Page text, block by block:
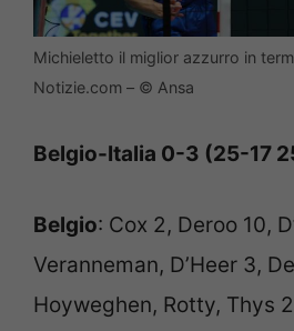
Michieletto il miglior azzurro in
Notizie.com – © Ansa
Belgio-Italia 0-3 (25-17
Belgio: Cox 2, Deroo 10,
Veranneman, D’Heer 3,
Hoyweghen, Rotty, Thys